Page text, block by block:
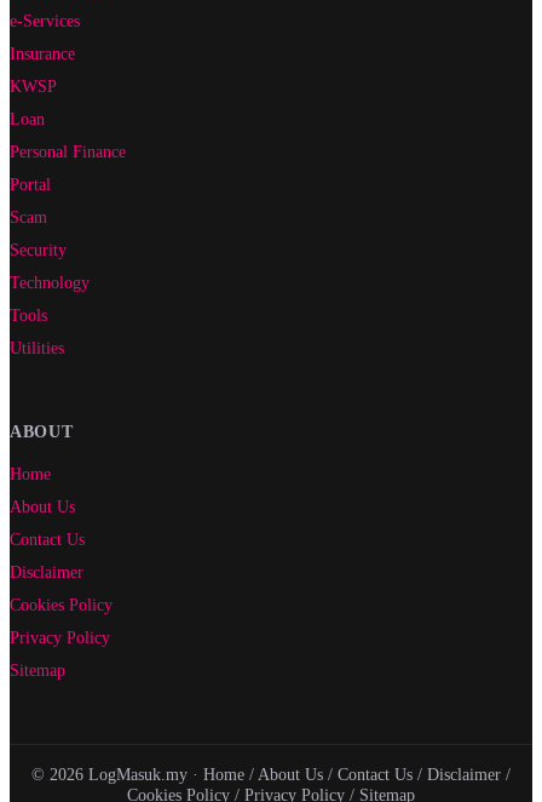
e-Services
Insurance
KWSP
Loan
Personal Finance
Portal
Scam
Security
Technology
Tools
Utilities
ABOUT
Home
About Us
Contact Us
Disclaimer
Cookies Policy
Privacy Policy
Sitemap
© 2026 LogMasuk.my · Home /About Us / Contact Us / Disclaimer /
Cookies Policy / Privacy Policy / Sitemap